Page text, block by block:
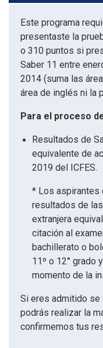
Este programa
presentaste la
o 310 puntos si
Saber 11 entre
2014 (suma las
área de inglés ni la
Para el proceso
Resultados de
equivalente de
2019 del ICFES.
* Los aspirantes
resultados de
extranjera
citación al
bachillerato o
11º o 12° grado
momento de la
Si eres admitido se
podrás realizar la
confirmemos tus